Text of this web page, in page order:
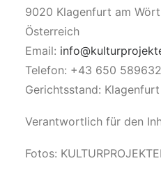
9020 Klagenfurt am
Österreich
Email:
Telefon: +43 650
Gerichtsstand:
Verantwortlich für den
Fotos: